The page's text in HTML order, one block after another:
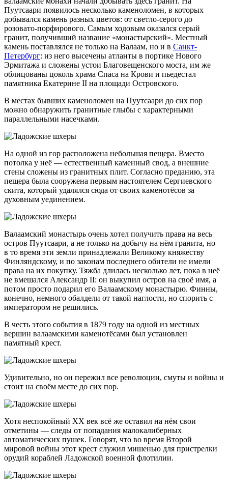
Пуутсаари появилось несколько каменоломен, в которых
добывался камень разных цветов: от светло-серого до
розовато-порфирового. Самым ходовым оказался серый
гранит, получивший название «монастырский». Местный
камень поставлялся не только на Валаам, но и в Санкт-
Петербург: из него высечены атланты в портике Нового
Эрмитажа и сложены устои Благовещенского моста, им же
облицованы цоколь храма Спаса на Крови и пьедестал
памятника Екатерине II на площади Островского.
В местах бывших каменоломен на Пуутсаари до сих пор
можно обнаружить гранитные глыбы с характерными
параллельными насечками.
На одной из гор расположена небольшая пещера. Вместо
потолка у неё — естественный каменный свод, а внешние
стены сложены из гранитных плит. Согласно преданию, эта
пещера была сооружена первым настоятелем Сергиевского
скита, который удалялся сюда от своих каменотёсов за
духовным уединением.
Валаамский монастырь очень хотел получить права на весь
остров Пуутсаари, а не только на добычу на нём гранита, но
в то время эти земли принадлежали Великому княжеству
Финляндскому, и по законам последнего обители не имели
права на их покупку. Тяжба длилась несколько лет, пока в неё
не вмешался Александр II: он выкупил остров на своё имя, а
потом просто подарил его Валаамскому монастырю. Финны,
конечно, немного обалдели от такой наглости, но спорить с
императором не решились.
В честь этого события в 1879 году на одной из местных
вершин валаамскими каменотёсами был установлен
памятный крест.
Удивительно, но он пережил все революции, смуты и войны и
стоит на своём месте до сих пор.
Хотя неспокойный XX век всё же оставил на нём свои
отметины — следы от попадания малокалиберных
автоматических пушек. Говорят, что во время Второй
мировой войны этот крест служил мишенью для пристрелки
орудий кораблей Ладожской военной флотилии.